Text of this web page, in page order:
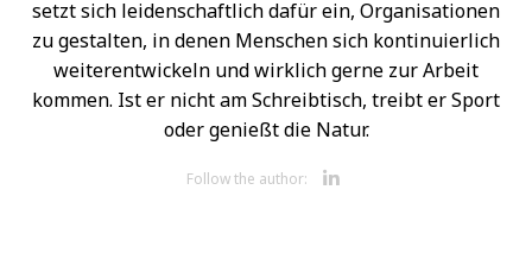
setzt sich leidenschaftlich dafür ein, Organisationen
zu gestalten, in denen Menschen sich kontinuierlich
weiterentwickeln und wirklich gerne zur Arbeit
kommen. Ist er nicht am Schreibtisch, treibt er Sport
oder genießt die Natur.
Follow the author: